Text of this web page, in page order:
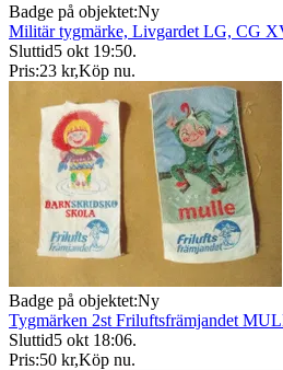
Badge på objektet:Ny
Militär tygmärke, Livgardet LG, CG
Sluttid5 okt 19:50.
Pris:23 kr,Köp nu.
Badge på objektet:Ny
Tygmärken 2st Friluftsfrämjandet
Sluttid5 okt 18:06.
Pris:50 kr,Köp nu.